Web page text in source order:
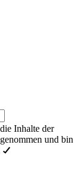
Inhalte der
und bin